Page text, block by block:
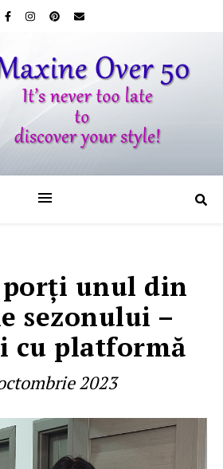
porţi unul din
sezonului –
cu platformă
2023